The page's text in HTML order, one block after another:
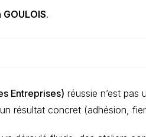
.
Entreprises) réussie n’est pas
résultat concret (adhésion,